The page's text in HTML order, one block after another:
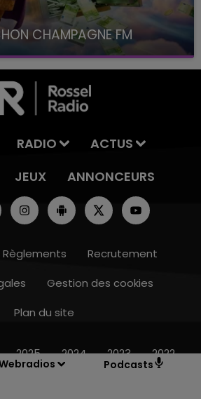
Podcasts
CHAMPAGNE FM
FM, à 8H10
RADIO
ACTUS
JEUX ANNONCEURS
Règlements
Recrutement
Gestion des cookies
Plan du site
2025 2024 2023 2022